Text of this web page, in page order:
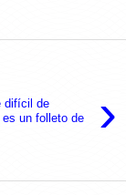
›
difícil de
un folleto de